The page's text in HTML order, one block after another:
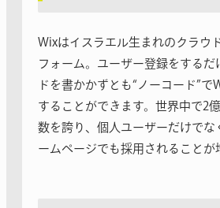
Wixはイスラエル生まれのクラウ
フォーム。ユーザー登録をするだ
ドを書かかずとも“ノーコード”で
することができます。世界中で2
数を誇り、個人ユーザーだけでな
ームページでも採用されることが